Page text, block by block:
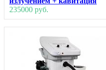
235000 руб.